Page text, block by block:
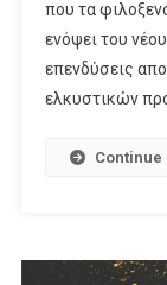
που τα
ενόψει του
επενδύσεις
ελκυστικών
Continue